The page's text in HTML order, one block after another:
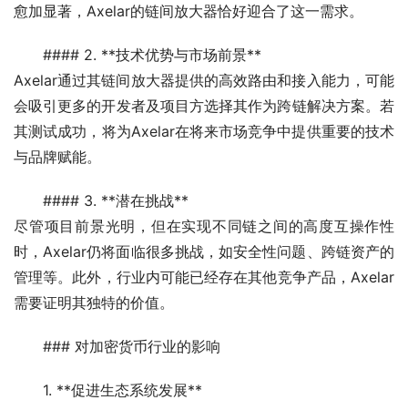
愈加显著，Axelar的链间放大器恰好迎合了这一需求。
#### 2. **技术优势与市场前景**
Axelar通过其链间放大器提供的高效路由和接入能力，可能
会吸引更多的开发者及项目方选择其作为跨链解决方案。若
其测试成功，将为Axelar在将来市场竞争中提供重要的技术
与品牌赋能。
#### 3. **潜在挑战**
尽管项目前景光明，但在实现不同链之间的高度互操作性
时，Axelar仍将面临很多挑战，如安全性问题、跨链资产的
管理等。此外，行业内可能已经存在其他竞争产品，Axelar
需要证明其独特的价值。
### 对加密货币行业的影响
1. **促进生态系统发展**